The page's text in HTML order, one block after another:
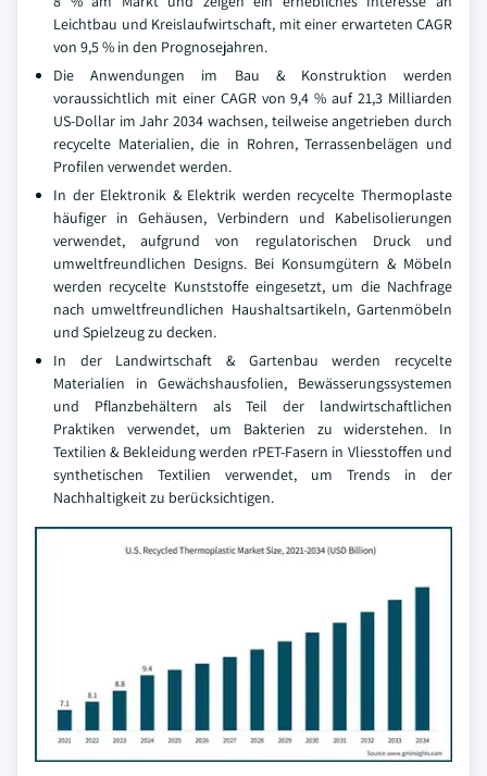
Leichtbau und Kreislaufwirtschaft, mit einer erwarteten CAGR
von 9,5 % in den Prognosejahren.
Die Anwendungen im Bau & Konstruktion werden
voraussichtlich mit einer CAGR von 9,4 % auf 21,3 Milliarden
US-Dollar im Jahr 2034 wachsen, teilweise angetrieben durch
recycelte Materialien, die in Rohren, Terrassenbelägen und
Profilen verwendet werden.
In der Elektronik & Elektrik werden recycelte Thermoplaste
häufiger in Gehäusen, Verbindern und Kabelisolierungen
verwendet, aufgrund von regulatorischen Druck und
umweltfreundlichen Designs. Bei Konsumgütern & Möbeln
werden recycelte Kunststoffe eingesetzt, um die Nachfrage
nach umweltfreundlichen Haushaltsartikeln, Gartenmöbeln
und Spielzeug zu decken.
In der Landwirtschaft & Gartenbau werden recycelte
Materialien in Gewächshausfolien, Bewässerungssystemen
und Pflanzbehältern als Teil der landwirtschaftlichen
Praktiken verwendet, um Bakterien zu widerstehen. In
Textilien & Bekleidung werden rPET-Fasern in Vliesstoffen und
synthetischen Textilien verwendet, um Trends in der
Nachhaltigkeit zu berücksichtigen.